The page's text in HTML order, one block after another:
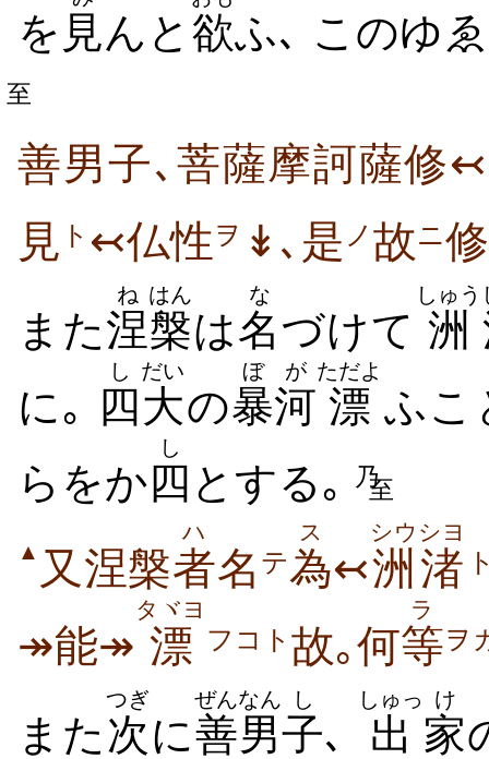
を 見んと 欲ふ､ このゆ
至
善男子､菩薩摩訶薩修
見 ト ↢仏性ヲ ↡､是 ノ 故ニ
また涅
ね
槃
はん
は名
な
づけて 洲
しゅう
に｡ 四
し
大
だい
の暴河
ぼが
漂
ただよ
ふこ
らをか四
し
とする｡ 乃至
▲ 又涅槃者
ハ
名 テ為
ス
↢洲渚
シウシヨ
↠能↠ 漂
タヾヨ
フコト 故｡何等
ラ
ヲ
また 次
つぎ
に善男
ぜんなん
子
し
､ 出
しゅっ
家
け